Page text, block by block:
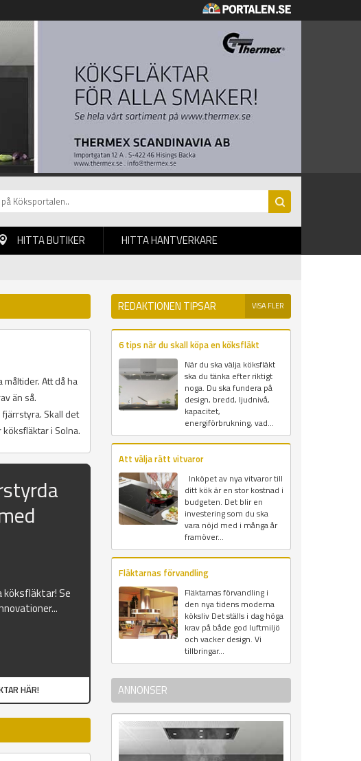
HITTA BUTIKER HITTA HANTVERKARE
Att då ha
än så.
Skall det
i Solna.
köksfläktar! Se
HÄR!
REDAKTIONEN TIPSAR VISA FLER
6 tips när du skall köpa en köksfläkt
När du ska välja köksfläkt
ska du tänka efter riktigt
noga. Du ska fundera på
design, bredd, ljudnivå,
kapacitet,
energiförbrukning, vad...
Att välja rätt vitvaror
Inköpet av nya vitvaror till
ditt kök är en stor kostnad i
budgeten. Det blir en
investering som du ska
vara nöjd med i många år
framöver...
Fläktarnas förvandling
Fläktarnas förvandling i
den nya tidens moderna
köksliv Det ställs i dag höga
krav på både god luftmiljö
och vacker design. Vi
tillbringar...
ANNONSER